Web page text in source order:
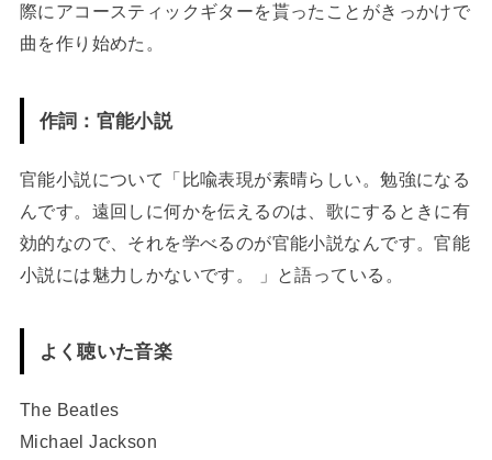
際にアコースティックギターを貰ったことがきっかけで
曲を作り始めた。
作詞：官能小説
官能小説について「比喩表現が素晴らしい。勉強になる
んです。遠回しに何かを伝えるのは、歌にするときに有
効的なので、それを学べるのが官能小説なんです。官能
小説には魅力しかないです。 」と語っている。
よく聴いた音楽
The Beatles
Michael Jackson